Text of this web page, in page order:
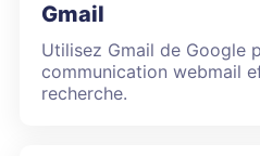
Gmail
Utilisez Gmail de Google
communication webmail
recherche.